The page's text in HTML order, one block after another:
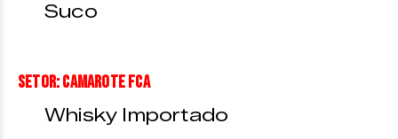
Suco
Setor: Camarote FCA
Whisky Importado